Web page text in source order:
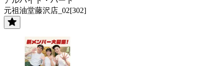
元祖油堂藤沢店_02[302]